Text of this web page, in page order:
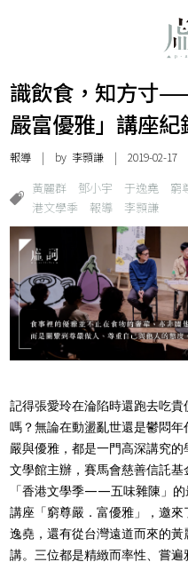
識飲食，知方寸
嚴富優雅」講座紀
報導 | by 李顥謙 | 2019-02-17
黃麗群 鄧小宇 于逸堯 窮
港文學季
報導 李顥謙
記得張愛玲在淪陷時還跑去吃貴
嗎？無論在動盪亂世還是鬱悶年
嚴與優雅，都是一門高深講究的
文學館主辦，賽馬會慈善信託基
「香港文學季——五味雜陳」的
講座「窮尊嚴．富優雅」，邀來
逸堯，還有從台灣遠道而來的黃
講。三位都是精緻而率性、嘗遍